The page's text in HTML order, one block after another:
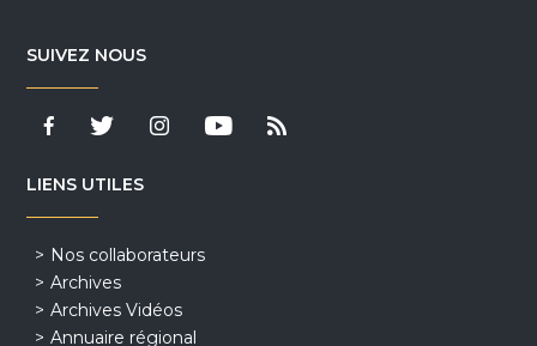
SUIVEZ NOUS
LIENS UTILES
Nos collaborateurs
Archives
Archives Vidéos
Annuaire régional